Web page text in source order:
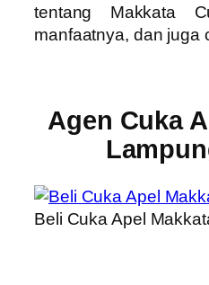
tentang Makkata
manfaatnya, dan juga
Agen Cuka
Beli Cuka Apel